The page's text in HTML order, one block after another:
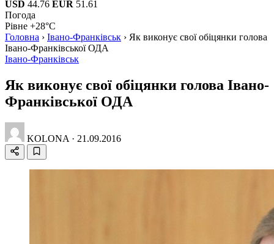
USD 44.76 EUR 51.61
Погода
Рівне +28°C
Головна › Івано-Франківськ › Як виконує свої обіцянки голова
Івано-Франківської ОДА
Івано-Франківськ
Як виконує свої обіцянки голова Івано-
Франківської ОДА
KOLONA · 21.09.2016